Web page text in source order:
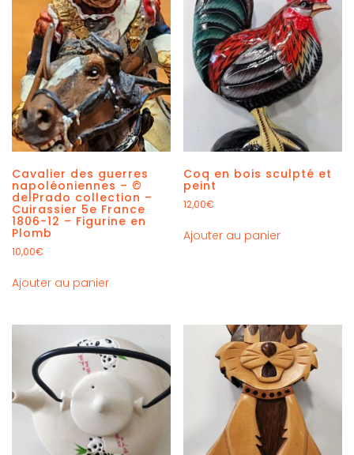
Cavalier des guerres
napoléoniennes – ©
delPrado collection –
Cuirassier 5e France
1806-12 – Figurine en
Plomb
10,00€
Ajouter au panier
Coq en bois sculpté et
peint
12,00€
Ajouter au panier